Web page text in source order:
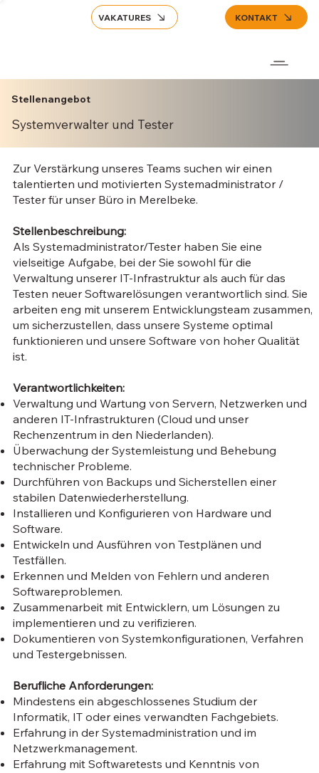
VAKATURES KONTAKT
Stellenangebot
Systemverwalter und Tester
Zur Verstärkung unseres Teams suchen wir einen
talentierten und motivierten Systemadministrator /
Tester für unser Büro in Merelbeke.
Stellenbeschreibung:
Als Systemadministrator/Tester haben Sie eine
vielseitige Aufgabe, bei der Sie sowohl für die
Verwaltung unserer IT-Infrastruktur als auch für das
Testen neuer Softwarelösungen verantwortlich sind. Sie
arbeiten eng mit unserem Entwicklungsteam zusammen,
um sicherzustellen, dass unsere Systeme optimal
funktionieren und unsere Software von hoher Qualität
ist.
Verantwortlichkeiten:
Verwaltung und Wartung von Servern, Netzwerken und
anderen IT-Infrastrukturen (Cloud und unser
Rechenzentrum in den Niederlanden).
Überwachung der Systemleistung und Behebung
technischer Probleme.
Durchführen von Backups und Sicherstellen einer
stabilen Datenwiederherstellung.
Installieren und Konfigurieren von Hardware und
Software.
Entwickeln und Ausführen von Testplänen und
Testfällen.
Erkennen und Melden von Fehlern und anderen
Softwareproblemen.
Zusammenarbeit mit Entwicklern, um Lösungen zu
implementieren und zu verifizieren.
Dokumentieren von Systemkonfigurationen, Verfahren
und Testergebnissen.
Berufliche Anforderungen:
Mindestens ein abgeschlossenes Studium der
Informatik, IT oder eines verwandten Fachgebiets.
Erfahrung in der Systemadministration und im
Netzwerkmanagement.
Erfahrung mit Softwaretests und Kenntnis von